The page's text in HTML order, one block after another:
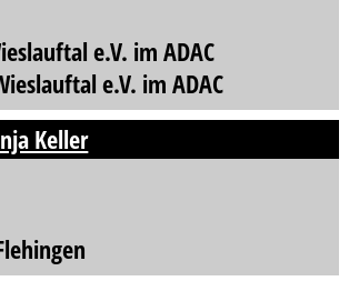
e.V. im ADAC
e.V. im ADAC
Keller